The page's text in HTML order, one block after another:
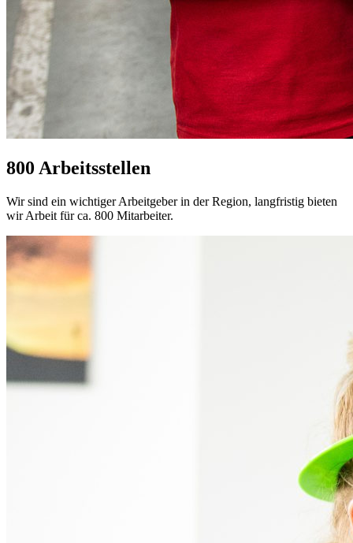
800 Arbeitsstellen
Wir sind ein wichtiger Arbeitgeber in der Region, langfristig bieten
wir Arbeit für ca. 800 Mitarbeiter.